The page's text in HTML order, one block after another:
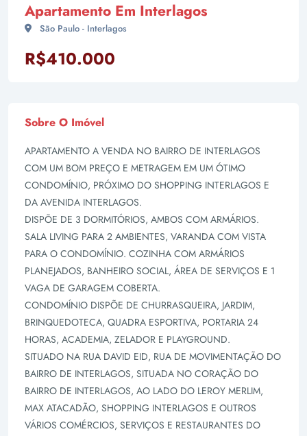
Apartamento Em Interlagos
São Paulo - Interlagos
R$410.000
Sobre O Imóvel
APARTAMENTO A VENDA NO BAIRRO DE INTERLAGOS
COM UM BOM PREÇO E METRAGEM EM UM ÓTIMO
CONDOMÍNIO, PRÓXIMO DO SHOPPING INTERLAGOS E
DA AVENIDA INTERLAGOS.
DISPÕE DE 3 DORMITÓRIOS, AMBOS COM ARMÁRIOS.
SALA LIVING PARA 2 AMBIENTES, VARANDA COM VISTA
PARA O CONDOMÍNIO. COZINHA COM ARMÁRIOS
PLANEJADOS, BANHEIRO SOCIAL, ÁREA DE SERVIÇOS E 1
VAGA DE GARAGEM COBERTA.
CONDOMÍNIO DISPÕE DE CHURRASQUEIRA, JARDIM,
BRINQUEDOTECA, QUADRA ESPORTIVA, PORTARIA 24
HORAS, ACADEMIA, ZELADOR E PLAYGROUND.
SITUADO NA RUA DAVID EID, RUA DE MOVIMENTAÇÃO DO
BAIRRO DE INTERLAGOS, SITUADA NO CORAÇÃO DO
BAIRRO DE INTERLAGOS, AO LADO DO LEROY MERLIM,
MAX ATACADÃO, SHOPPING INTERLAGOS E OUTROS
VÁRIOS COMÉRCIOS, SERVIÇOS E RESTAURANTES DO